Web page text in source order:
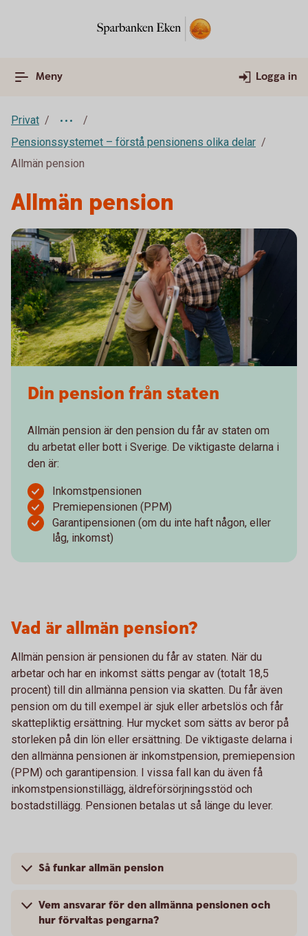
Meny Logga in
Privat
Pensionssystemet – förstå pensionens olika delar
Allmän pension
Allmän pension
Din pension från staten
Allmän pension är den pension du får av staten om
du arbetat eller bott i Sverige. De viktigaste delarna i
den är:
Inkomstpensionen
Premiepensionen (PPM)
Garantipensionen (om du inte haft någon, eller
låg, inkomst)
Vad är allmän pension?
Allmän pension är pensionen du får av staten. När du
arbetar och har en inkomst sätts pengar av (totalt 18,5
procent) till din allmänna pension via skatten. Du får även
pension om du till exempel är sjuk eller arbetslös och får
skattepliktig ersättning. Hur mycket som sätts av beror på
storleken på din lön eller ersättning. De viktigaste delarna i
den allmänna pensionen är inkomstpension, premiepension
(PPM) och garantipension. I vissa fall kan du även få
inkomstpensionstillägg, äldreförsörjningsstöd och
bostadstillägg. Pensionen betalas ut så länge du lever.
Så funkar allmän pension
Vem ansvarar för den allmänna pensionen och
hur förvaltas pengarna?